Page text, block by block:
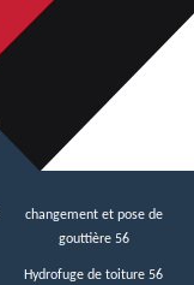
changement et pose de
gouttière 56
Hydrofuge de toiture 56